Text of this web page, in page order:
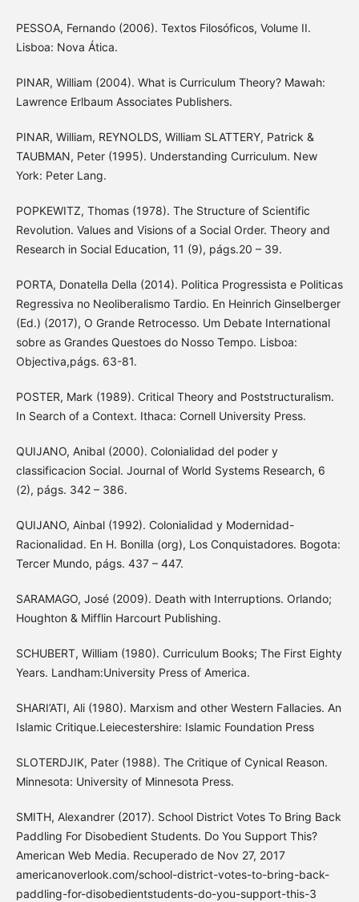
PESSOA, Fernando (2006). Textos Filosóficos, Volume II.
Lisboa: Nova Ática.
PINAR, William (2004). What is Curriculum Theory? Mawah:
Lawrence Erlbaum Associates Publishers.
PINAR, William, REYNOLDS, William SLATTERY, Patrick &
TAUBMAN, Peter (1995). Understanding Curriculum. New
York: Peter Lang.
POPKEWITZ, Thomas (1978). The Structure of Scientific
Revolution. Values and Visions of a Social Order. Theory and
Research in Social Education, 11 (9), págs.20 – 39.
PORTA, Donatella Della (2014). Politica Progressista e Politicas
Regressiva no Neoliberalismo Tardio. En Heinrich Ginselberger
(Ed.) (2017), O Grande Retrocesso. Um Debate International
sobre as Grandes Questoes do Nosso Tempo. Lisboa:
Objectiva,págs. 63-81.
POSTER, Mark (1989). Critical Theory and Poststructuralism.
In Search of a Context. Ithaca: Cornell University Press.
QUIJANO, Anibal (2000). Colonialidad del poder y
classificacion Social. Journal of World Systems Research, 6
(2), págs. 342 – 386.
QUIJANO, Ainbal (1992). Colonialidad y Modernidad-
Racionalidad. En H. Bonilla (org), Los Conquistadores. Bogota:
Tercer Mundo, págs. 437 – 447.
SARAMAGO, José (2009). Death with Interruptions. Orlando;
Houghton & Mifflin Harcourt Publishing.
SCHUBERT, William (1980). Curriculum Books; The First Eighty
Years. Landham:University Press of America.
SHARI’ATI, Ali (1980). Marxism and other Western Fallacies. An
Islamic Critique.Leiecestershire: Islamic Foundation Press
SLOTERDJIK, Pater (1988). The Critique of Cynical Reason.
Minnesota: University of Minnesota Press.
SMITH, Alexandrer (2017). School District Votes To Bring Back
Paddling For Disobedient Students. Do You Support This?
American Web Media. Recuperado de Nov 27, 2017
americanoverlook.com/school-district-votes-to-bring-back-
paddling-for-disobedientstudents-do-you-support-this-3